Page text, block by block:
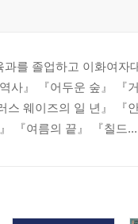
과를 졸업하고 이화여
사』 『어두운 숲』 『
스 웨이즈의 일 년』 『
『여름의 끝』 『칠드...